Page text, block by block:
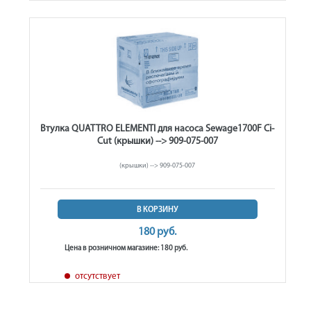
Втулка QUATTRO ELEMENTI для насоса Sewage1700F Ci-
Cut (крышки) --> 909-075-007
(крышки) --> 909-075-007
В КОРЗИНУ
180 руб.
Цена в розничном магазине: 180 руб.
отсутствует